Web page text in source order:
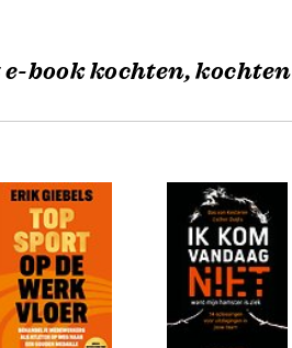
book kochten, kochten